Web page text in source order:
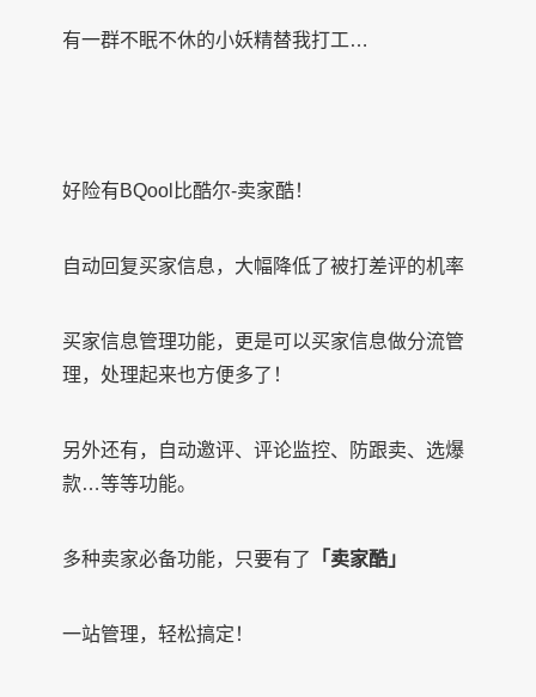
有一群不眠不休的小妖精替我打工…
好险有BQool比酷尔-卖家酷！
自动回复买家信息，大幅降低了被打差评的机率
买家信息管理功能，更是可以买家信息做分流管
理，处理起来也方便多了！
另外还有，自动邀评、评论监控、防跟卖、选爆
款…等等功能。
多种卖家必备功能，只要有了 「卖家酷」
一站管理，轻松搞定！